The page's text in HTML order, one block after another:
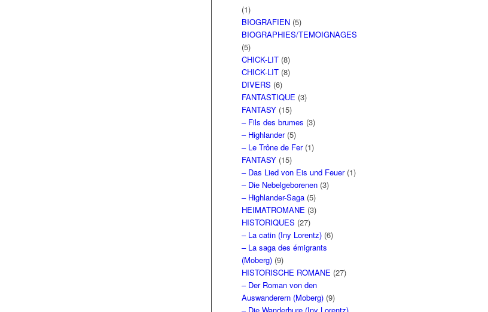
(1)
BIOGRAFIEN (5)
BIOGRAPHIES/TEMOIGNAGES
(5)
CHICK-LIT (8)
CHICK-LIT (8)
DIVERS (6)
FANTASTIQUE (3)
FANTASY (15)
– Fils des brumes (3)
– Highlander(5)
– Le Trône de Fer(1)
FANTASY (15)
– Das Lied von Eis und Feuer(1)
– Die Nebelgeborenen (3)
– Highlander-Saga (5)
HEIMATROMANE (3)
HISTORIQUES (27)
– La catin (Iny Lorentz) (6)
– La saga des émigrants
(Moberg) (9)
HISTORISCHE ROMANE (27)
– Der Roman von den
Auswanderern (Moberg) (9)